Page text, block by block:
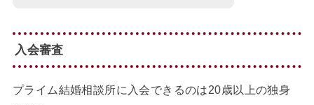
入会審査
プライム結婚相談所に入会できるのは20歳以上の独身